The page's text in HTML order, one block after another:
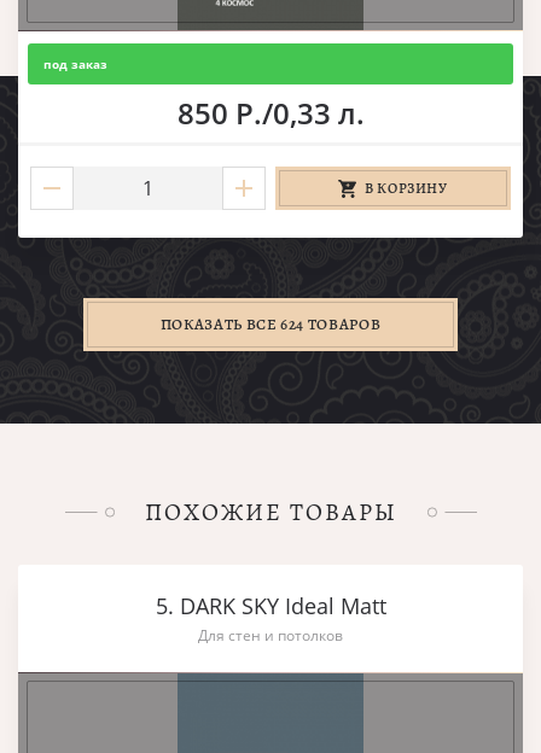
под заказ
850 Р./0,33 л.
В КОРЗИНУ
ПОКАЗАТЬ ВСЕ 624 ТОВАРОВ
ПОХОЖИЕ ТОВАРЫ
5. DARK SKY Ideal Matt
Для стен и потолков